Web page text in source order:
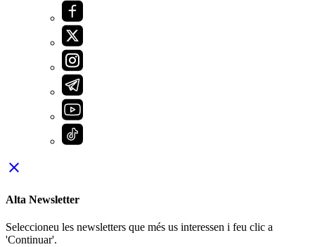
close
Alta Newsletter
Seleccioneu les newsletters que més us interessen i feu clic a
'Continuar'.